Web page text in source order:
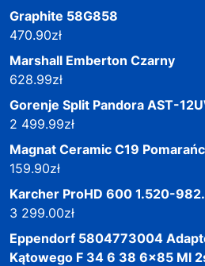
Graphite 58G858
470.90zł
Marshall Emberton Czarny
628.99zł
Gorenje Split Pandora AST-
2 499.99zł
Magnat Ceramic C19
159.90zł
Karcher ProHD 600 1.520-
3 299.00zł
Eppendorf 5804773004
Kątowego F 34 6 38 6x85 Ml